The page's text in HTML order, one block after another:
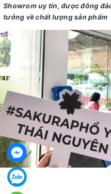
Showrom uy tín, được đông
tưởng về chất lượng sản phẩm